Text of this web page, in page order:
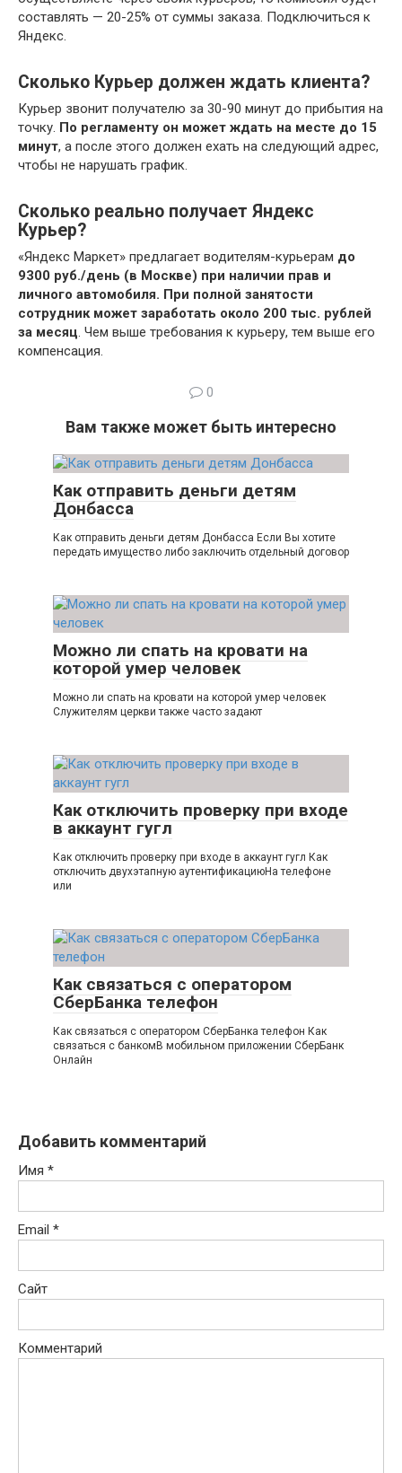
составлять — 20-25% от суммы заказа. Подключиться к
Яндекс.
Сколько Курьер должен ждать клиента?
Курьер звонит получателю за 30-90 минут до прибытия на
точку. По регламенту он может ждать на месте до 15
минут, а после этого должен ехать на следующий адрес,
чтобы не нарушать график.
Сколько реально получает Яндекс
Курьер?
«Яндекс Маркет» предлагает водителям-курьерам до
9300 руб./день (в Москве) при наличии прав и
личного автомобиля. При полной занятости
сотрудник может заработать около 200 тыс. рублей
за месяц. Чем выше требования к курьеру, тем выше его
компенсация.
0
Вам также может быть интересно
Как отправить деньги детям
Донбасса
Как отправить деньги детям Донбасса Если Вы хотите
передать имущество либо заключить отдельный договор
Можно ли спать на кровати на
которой умер человек
Можно ли спать на кровати на которой умер человек
Служителям церкви также часто задают
Как отключить проверку при входе
в аккаунт гугл
Как отключить проверку при входе в аккаунт гугл Как
отключить двухэтапную аутентификациюНа телефоне
или
Как связаться с оператором
СберБанка телефон
Как связаться с оператором СберБанка телефон Как
связаться с банкомВ мобильном приложении СберБанк
Онлайн
Добавить комментарий
Имя *
Email *
Сайт
Комментарий